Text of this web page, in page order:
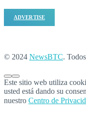
ADVERTISE
© 2024 NewsBTC.
Este sitio web utiliza
usted está dando su
nuestro Centro de